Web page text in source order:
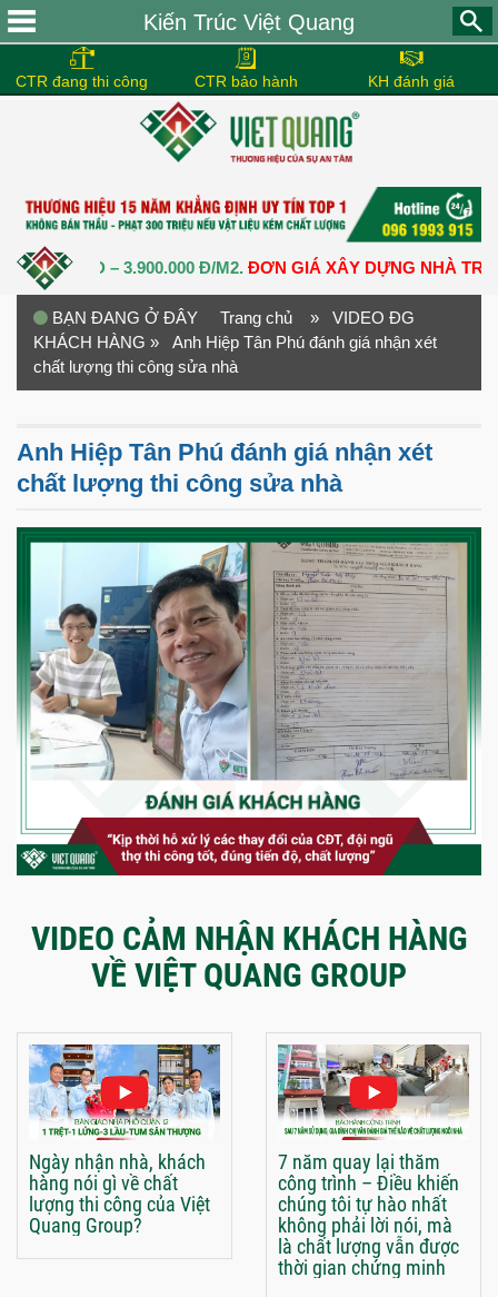
Kiến Trúc Việt Quang
CTR đang thi công CTR bảo hành KH đánh giá
Đ – 3.900.000 Đ/M2.ĐƠN GIÁ XÂY DỰNG NHÀ TRỌN GÓI
BẠN ĐANG Ở ĐÂY Trang chủ » VIDEO ĐG
KHÁCH HÀNG » Anh Hiệp Tân Phú đánh giá nhận xét
chất lượng thi công sửa nhà
Anh Hiệp Tân Phú đánh giá nhận xét
chất lượng thi công sửa nhà
VIDEO CẢM NHẬN KHÁCH HÀNG
VỀ VIỆT QUANG GROUP
Ngày nhận nhà, khách
hàng nói gì về chất
lượng thi công của Việt
Quang Group?
7 năm quay lại thăm
công trình – Điều khiến
chúng tôi tự hào nhất
không phải lời nói, mà
là chất lượng vẫn được
thời gian chứng minh